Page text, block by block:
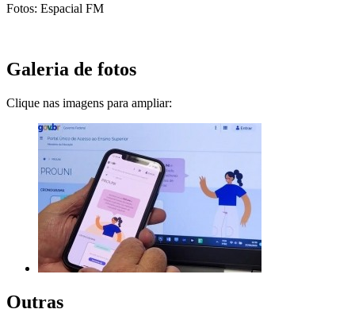
Fotos: Espacial FM
Galeria de fotos
Clique nas imagens para ampliar:
Outras